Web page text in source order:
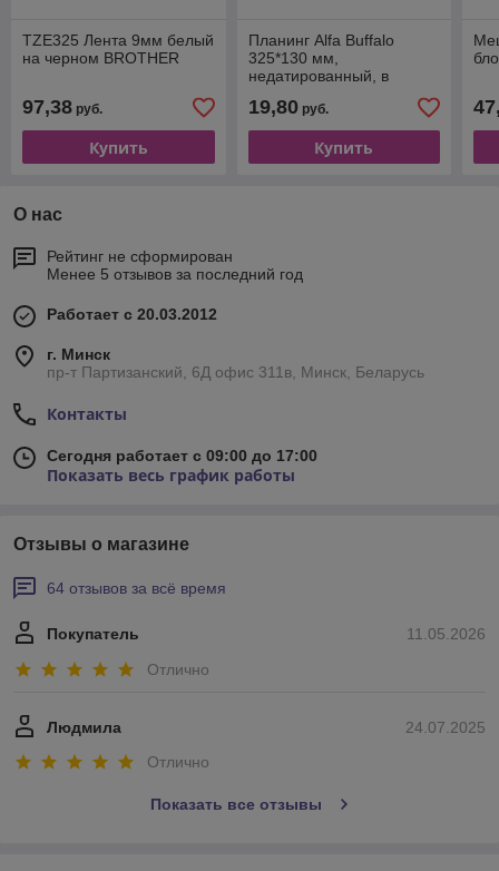
TZE325 Лента 9мм белый
на черном BROTHER
97,38 руб.
Купить
Планинг Alfa Buffalo
325*130 мм,
недатированный, в
19,80руб.
Купить
О нас
Рейтинг не сформирован
Менее 5 отзывов за последний год
Работает с 20.03.2012
г. Минск
пр-т Партизанский, 6Д офис 311в, Минск, Беларусь
Контакты
Сегодня работает с 09:00 до 17:00
Показать весь график работы
Отзывы о магазине
64 отзывов за всё время
11.05.2026
Покупатель
Отлично
24.07.2025
Людмила
Отлично
Показать все отзывы